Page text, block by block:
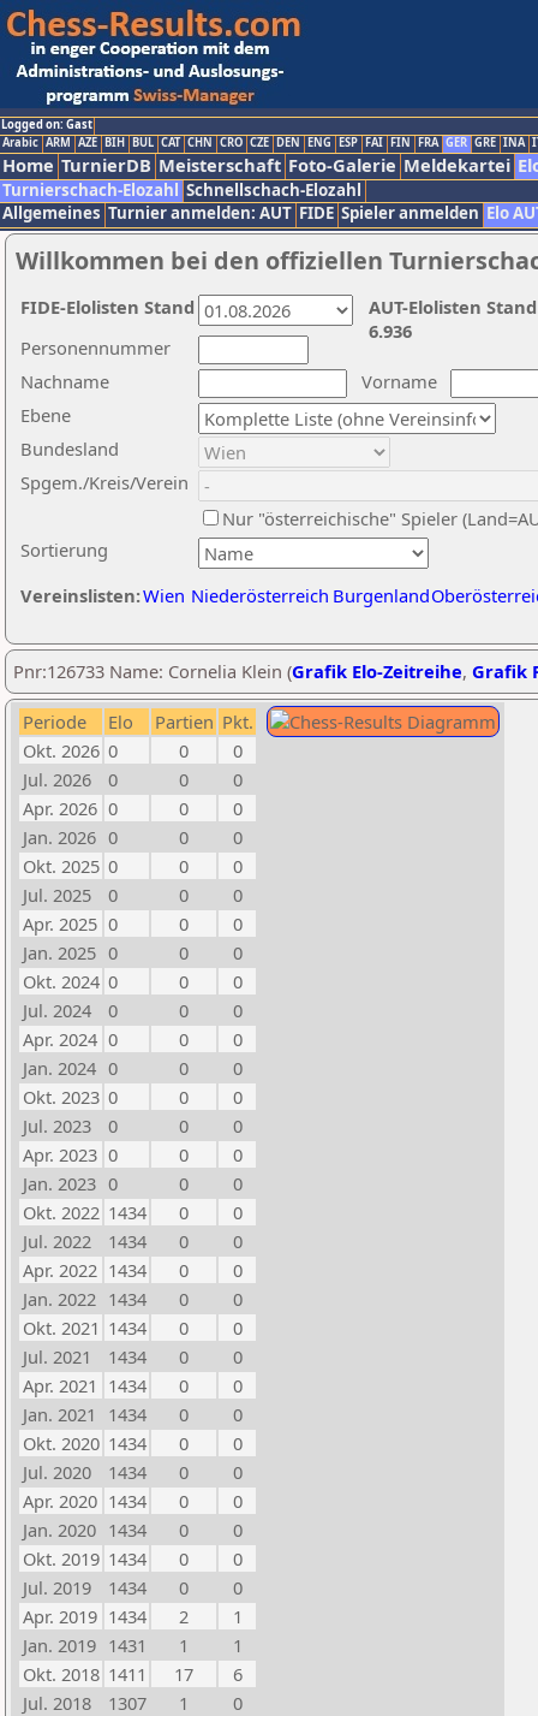
Logged on: Gast
Arabic ARM AZE BIH BUL CAT CHN CRO CZE DEN ENG ESP FAI FIN FRA GER GRE INA
Home TurnierDB Meisterschaft Foto-Galerie Meldekartei
Turnierschach-Elozahl Schnellschach-Elozahl
Allgemeines Turnier anmelden: AUT FIDE Spieler anmelden Elo
Willkommen bei den offiziellen
Nachname
Vorname
Ebene
Sortierung
Personennummer
Bundesland
Spgem./Kreis/Verein
Nur "österreichische" Spieler
Vereinslisten:Wien Niederösterreich Burgenland
AUT-Elolisten
6.936
FIDE-Elolisten Stand
Pnr:126733 Name: Cornelia Klein (Grafik Elo-Zeitreihe, Grafik
Periode Elo Partien Pkt.
Okt. 2026 0 0
0
Jul. 2026
0 0
0
Apr. 2026 0 0
0
Jan. 2026 0 0
0
Okt. 2025 0 0
0
Jul. 2025
0 0
0
Apr. 2025 0 0
0
Jan. 2025 0 0
0
Okt. 2024 0 0
0
Jul. 2024
0 0
0
Apr. 2024 0 0
0
Jan. 2024 0 0
0
Okt. 2023 0 0
0
Jul. 2023
0 0
0
Apr. 2023 0 0
0
Jan. 2023 0 0
0
Okt. 2022 1434 0
0
Jul. 2022
1434 0
0
Apr. 2022 1434 0
0
Jan. 2022 1434 0
0
Okt. 2021 1434 0
0
Jul. 2021
1434 0
0
Apr. 2021 1434 0
0
Jan. 2021
1434 0
0
Okt. 2020 1434 0
0
Jul. 2020
1434 0
0
Apr. 2020 1434 0
0
Jan. 2020 1434 0
0
Okt. 2019 1434 0
0
Jul. 2019
1434 0
0
Apr. 2019 1434 2
1
Jan. 2019 1431 1
1
Okt. 2018 1411 17
6
Jul. 2018
1307 1
0